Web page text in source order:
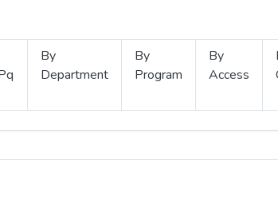
By
Department
By
Program
By
Access